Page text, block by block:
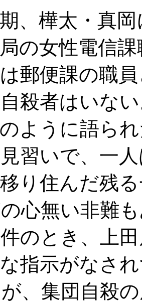
、樺太・真岡
の女性電信
郵便課の職
殺者はいな
ように語ら
習いで、一
り住んだ残
心無い非難
のとき、上
指示がなさ
、集団自殺